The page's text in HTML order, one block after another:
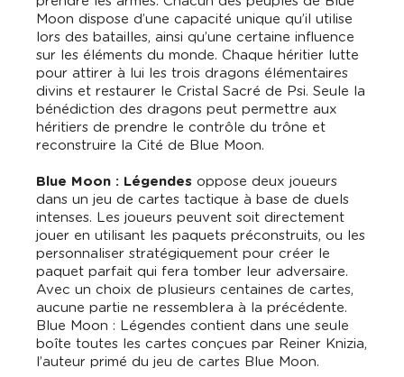
Moon dispose d’une capacité unique qu’il utilise
lors des batailles, ainsi qu’une certaine influence
sur les éléments du monde. Chaque héritier lutte
pour attirer à lui les trois dragons élémentaires
divins et restaurer le Cristal Sacré de Psi. Seule la
bénédiction des dragons peut permettre aux
héritiers de prendre le contrôle du trône et
reconstruire la Cité de Blue Moon.
Blue Moon : Légendes oppose deux joueurs
dans un jeu de cartes tactique à base de duels
intenses. Les joueurs peuvent soit directement
jouer en utilisant les paquets préconstruits, ou les
personnaliser stratégiquement pour créer le
paquet parfait qui fera tomber leur adversaire.
Avec un choix de plusieurs centaines de cartes,
aucune partie ne ressemblera à la précédente.
Blue Moon : Légendes contient dans une seule
boîte toutes les cartes conçues par Reiner Knizia,
l’auteur primé du jeu de cartes Blue Moon.